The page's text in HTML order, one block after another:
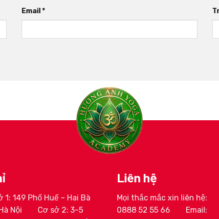
Email *
149 Phố Huế – Hai Bà
Nội
Cơ sở 2: 3-5
Liên hệ
Mọi thắc mắc xin liên hệ:
0888 52 55 66
Email:
Huyền My HLV Lê Thị Trang